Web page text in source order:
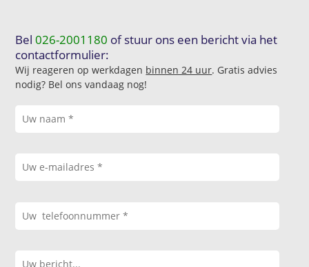
Bel026-2001180 of stuur ons een bericht via het
contactformulier:
Wij reageren op werkdagen binnen 24 uur. Gratis advies
nodig? Bel ons vandaag nog!